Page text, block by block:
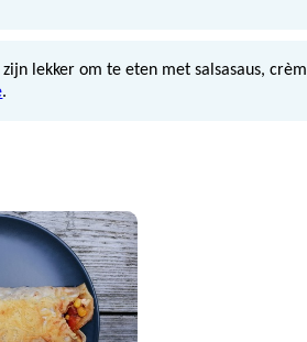
zijn lekker om te eten met salsasaus,
.